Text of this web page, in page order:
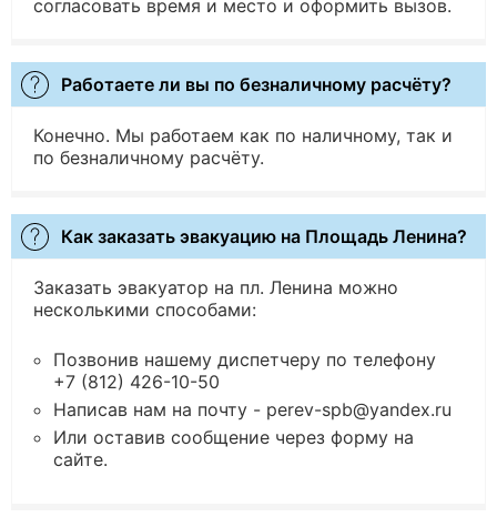
согласовать время и место и оформить вызов.
Работаете ли вы по безналичному расчёту?
Конечно. Мы работаем как по наличному, так и
по безналичному расчёту.
Как заказать эвакуацию на Площадь Ленина?
Заказать эвакуатор на пл. Ленина можно
несколькими способами:
Позвонив нашему диспетчеру по телефону
+7 (812) 426-10-50
Написав нам на почту - perev-spb@yandex.ru
Или оставив сообщение через форму на
сайте.